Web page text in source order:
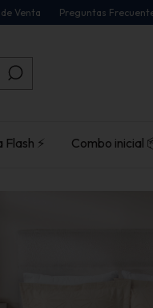
Venta Preguntas
⚡ Combo inicial